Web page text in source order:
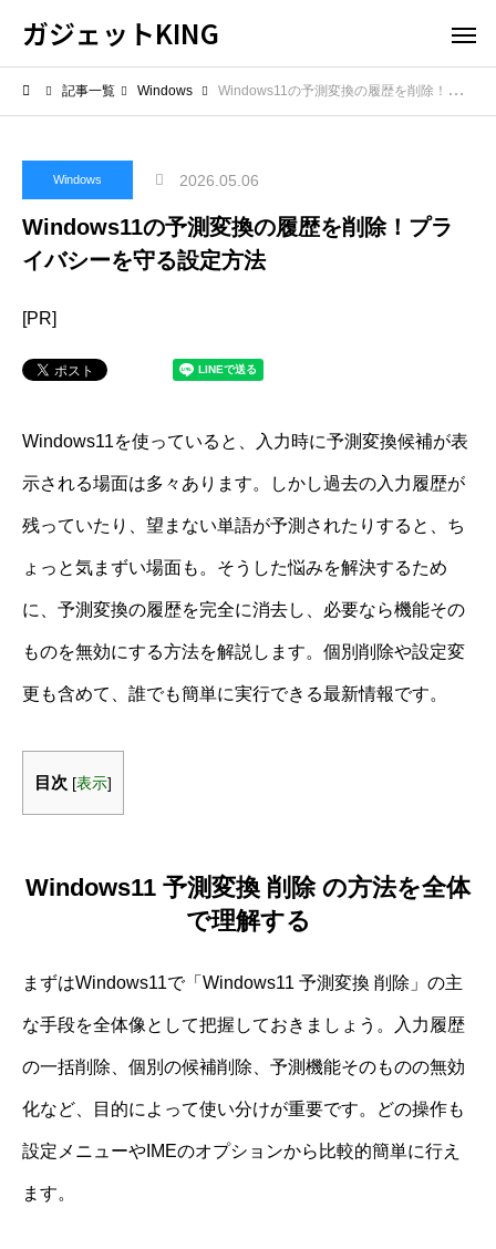
ガジェットKING
記事一覧 Windows Windows11の予測変換の履歴を削除！プライバシーを守る設定方法
Windows 2026.05.06
Windows11の予測変換の履歴を削除！プラ
イバシーを守る設定方法
[PR]
Windows11を使っていると、入力時に予測変換候補が表
示される場面は多々あります。しかし過去の入力履歴が
残っていたり、望まない単語が予測されたりすると、ち
ょっと気まずい場面も。そうした悩みを解決するため
に、予測変換の履歴を完全に消去し、必要なら機能その
ものを無効にする方法を解説します。個別削除や設定変
更も含めて、誰でも簡単に実行できる最新情報です。
目次 [表示]
Windows11 予測変換 削除 の方法を全体
で理解する
まずはWindows11で「Windows11 予測変換 削除」の主
な手段を全体像として把握しておきましょう。入力履歴
の一括削除、個別の候補削除、予測機能そのものの無効
化など、目的によって使い分けが重要です。どの操作も
設定メニューやIMEのオプションから比較的簡単に行え
ます。